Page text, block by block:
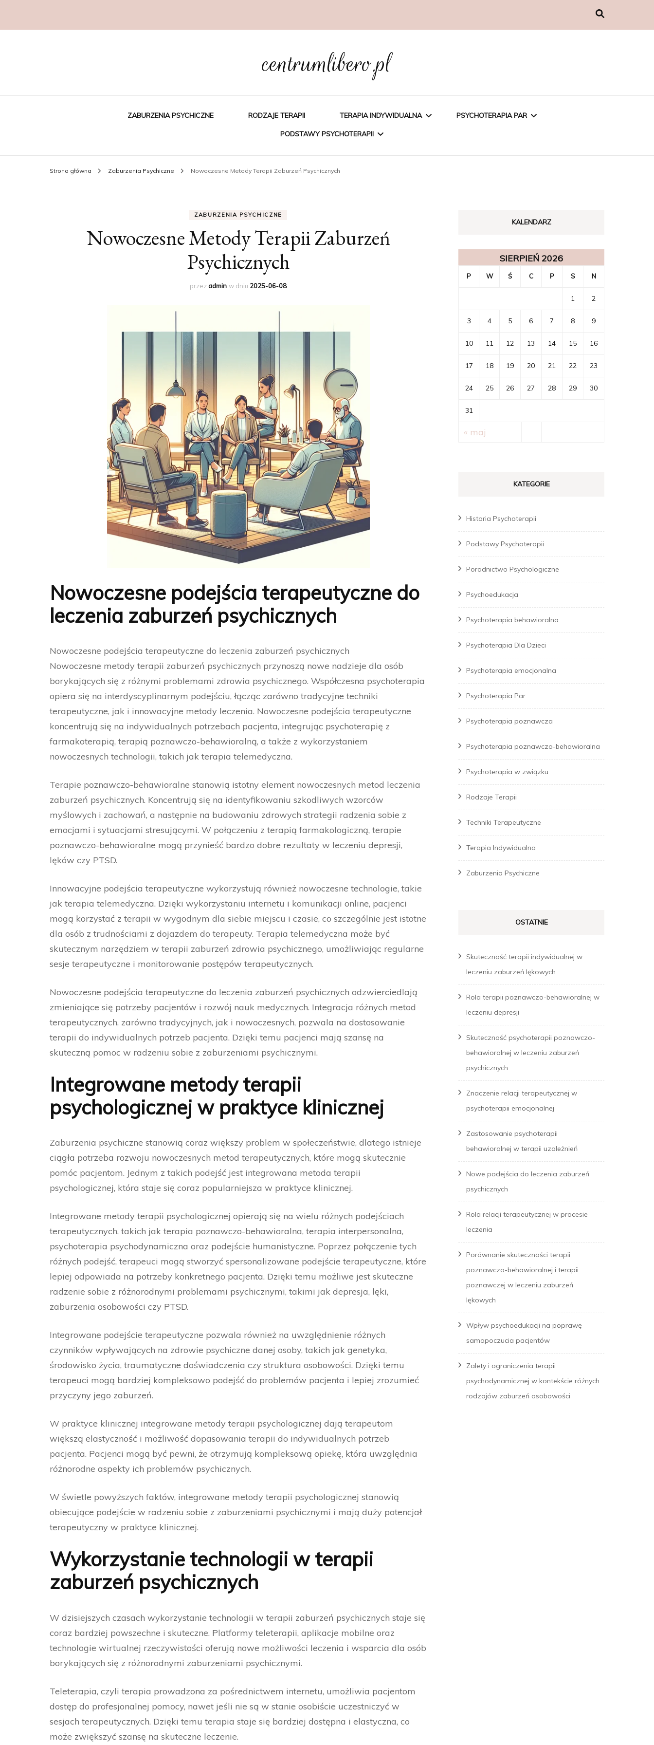
centrumlibero.pl
ZABURZENIA PSYCHICZNE RODZAJE TERAPII TERAPIA INDYWIDUALNA PSYCHOTERAPIA PAR
PODSTAWY PSYCHOTERAPII
Strona główna Zaburzenia Psychiczne Nowoczesne Metody Terapii Zaburzeń Psychicznych
ZABURZENIA PSYCHICZNE
Nowoczesne Metody Terapii Zaburzeń
Psychicznych
przezadmin w dniu 2025-06-08
Nowoczesne podejścia terapeutyczne do
leczenia zaburzeń psychicznych
Nowoczesne podejścia terapeutyczne do leczenia zaburzeń psychicznych
Nowoczesne metody terapii zaburzeń psychicznych przynoszą nowe nadzieje dla osób
borykających się z różnymi problemami zdrowia psychicznego. Współczesna psychoterapia
opiera się na interdyscyplinarnym podejściu, łącząc zarówno tradycyjne techniki
terapeutyczne, jak i innowacyjne metody leczenia. Nowoczesne podejścia terapeutyczne
koncentrują się na indywidualnych potrzebach pacjenta, integrując psychoterapię z
farmakoterapią, terapią poznawczo-behawioralną, a także z wykorzystaniem
nowoczesnych technologii, takich jak terapia telemedyczna.
Terapie poznawczo-behawioralne stanowią istotny element nowoczesnych metod leczenia
zaburzeń psychicznych. Koncentrują się na identyfikowaniu szkodliwych wzorców
myślowych i zachowań, a następnie na budowaniu zdrowych strategii radzenia sobie z
emocjami i sytuacjami stresującymi. W połączeniu z terapią farmakologiczną, terapie
poznawczo-behawioralne mogą przynieść bardzo dobre rezultaty w leczeniu depresji,
lęków czy PTSD.
Innowacyjne podejścia terapeutyczne wykorzystują również nowoczesne technologie, takie
jak terapia telemedyczna. Dzięki wykorzystaniu internetu i komunikacji online, pacjenci
mogą korzystać z terapii w wygodnym dla siebie miejscu i czasie, co szczególnie jest istotne
dla osób z trudnościami z dojazdem do terapeuty. Terapia telemedyczna może być
skutecznym narzędziem w terapii zaburzeń zdrowia psychicznego, umożliwiając regularne
sesje terapeutyczne i monitorowanie postępów terapeutycznych.
Nowoczesne podejścia terapeutyczne do leczenia zaburzeń psychicznych odzwierciedlają
zmieniające się potrzeby pacjentów i rozwój nauk medycznych. Integracja różnych metod
terapeutycznych, zarówno tradycyjnych, jak i nowoczesnych, pozwala na dostosowanie
terapii do indywidualnych potrzeb pacjenta. Dzięki temu pacjenci mają szansę na
skuteczną pomoc w radzeniu sobie z zaburzeniami psychicznymi.
Integrowane metody terapii
psychologicznej w praktyce klinicznej
Zaburzenia psychiczne stanowią coraz większy problem w społeczeństwie, dlatego istnieje
ciągła potrzeba rozwoju nowoczesnych metod terapeutycznych, które mogą skutecznie
pomóc pacjentom. Jednym z takich podejść jest integrowana metoda terapii
psychologicznej, która staje się coraz popularniejsza w praktyce klinicznej.
Integrowane metody terapii psychologicznej opierają się na wielu różnych podejściach
terapeutycznych, takich jak terapia poznawczo-behawioralna, terapia interpersonalna,
psychoterapia psychodynamiczna oraz podejście humanistyczne. Poprzez połączenie tych
różnych podejść, terapeuci mogą stworzyć spersonalizowane podejście terapeutyczne, które
lepiej odpowiada na potrzeby konkretnego pacjenta. Dzięki temu możliwe jest skuteczne
radzenie sobie z różnorodnymi problemami psychicznymi, takimi jak depresja, lęki,
zaburzenia osobowości czy PTSD.
Integrowane podejście terapeutyczne pozwala również na uwzględnienie różnych
czynników wpływających na zdrowie psychiczne danej osoby, takich jak genetyka,
środowisko życia, traumatyczne doświadczenia czy struktura osobowości. Dzięki temu
terapeuci mogą bardziej kompleksowo podejść do problemów pacjenta i lepiej zrozumieć
przyczyny jego zaburzeń.
W praktyce klinicznej integrowane metody terapii psychologicznej dają terapeutom
większą elastyczność i możliwość dopasowania terapii do indywidualnych potrzeb
pacjenta. Pacjenci mogą być pewni, że otrzymują kompleksową opiekę, która uwzględnia
różnorodne aspekty ich problemów psychicznych.
W świetle powyższych faktów, integrowane metody terapii psychologicznej stanowią
obiecujące podejście w radzeniu sobie z zaburzeniami psychicznymi i mają duży potencjał
terapeutyczny w praktyce klinicznej.
Wykorzystanie technologii w terapii
zaburzeń psychicznych
W dzisiejszych czasach wykorzystanie technologii w terapii zaburzeń psychicznych staje się
coraz bardziej powszechne i skuteczne. Platformy teleterapii, aplikacje mobilne oraz
technologie wirtualnej rzeczywistości oferują nowe możliwości leczenia i wsparcia dla osób
borykających się z różnorodnymi zaburzeniami psychicznymi.
Teleterapia, czyli terapia prowadzona za pośrednictwem internetu, umożliwia pacjentom
dostęp do profesjonalnej pomocy, nawet jeśli nie są w stanie osobiście uczestniczyć w
sesjach terapeutycznych. Dzięki temu terapia staje się bardziej dostępna i elastyczna, co
może zwiększyć szansę na skuteczne leczenie.
KALENDARZ
SIERPIEŃ 2026
P W Ś C P S N
1 2
3 4 5 6 7 8 9
10 11 12 13 14 15 16
17 18 19 20 21 22 23
24 25 26 27 28 29 30
31
« maj
KATEGORIE
Historia Psychoterapii
Podstawy Psychoterapii
Poradnictwo Psychologiczne
Psychoedukacja
Psychoterapia behawioralna
Psychoterapia Dla Dzieci
Psychoterapia emocjonalna
Psychoterapia Par
Psychoterapia poznawcza
Psychoterapia poznawczo-behawioralna
Psychoterapia w związku
Rodzaje Terapii
Techniki Terapeutyczne
Terapia Indywidualna
Zaburzenia Psychiczne
OSTATNIE
Skuteczność terapii indywidualnej w
leczeniu zaburzeń lękowych
Rola terapii poznawczo-behawioralnej w
leczeniu depresji
Skuteczność psychoterapii poznawczo-
behawioralnej w leczeniu zaburzeń
psychicznych
Znaczenie relacji terapeutycznej w
psychoterapii emocjonalnej
Zastosowanie psychoterapii
behawioralnej w terapii uzależnień
Nowe podejścia do leczenia zaburzeń
psychicznych
Rola relacji terapeutycznej w procesie
leczenia
Porównanie skuteczności terapii
poznawczo-behawioralnej i terapii
poznawczej w leczeniu zaburzeń
lękowych
Wpływ psychoedukacji na poprawę
samopoczucia pacjentów
Zalety i ograniczenia terapii
psychodynamicznej w kontekście różnych
rodzajów zaburzeń osobowości